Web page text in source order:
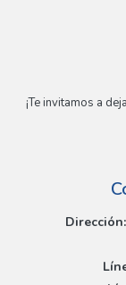
¡Te invitamos a
Dirección: